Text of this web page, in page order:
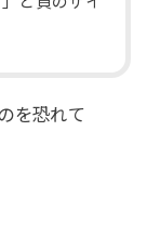
を恐れて